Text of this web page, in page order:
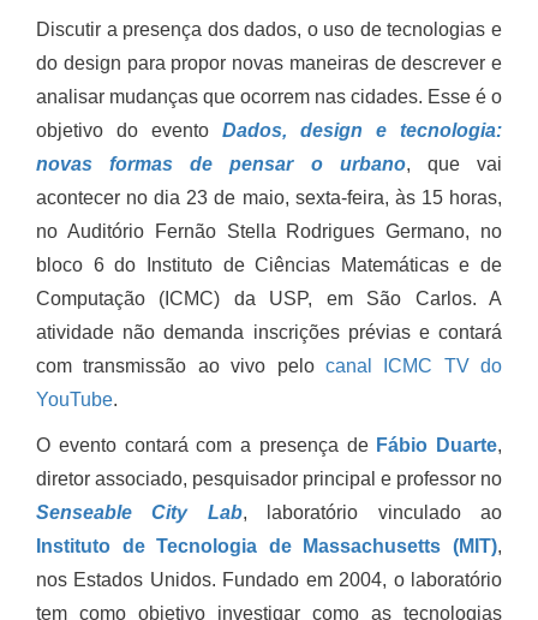
Discutir a presença dos dados, o uso de tecnologias e
do design para propor novas maneiras de descrever e
analisar mudanças que ocorrem nas cidades. Esse é o
objetivo do evento Dados, design e tecnologia:
novas formas de pensar o urbano, que vai
acontecer no dia 23 de maio, sexta-feira, às 15 horas,
no Auditório Fernão Stella Rodrigues Germano, no
bloco 6do Instituto de Ciências Matemáticas e de
Computação (ICMC) da USP, em São Carlos. A
atividade não demanda inscrições prévias e contará
com transmissão ao vivo pelo canal ICMC TV do
YouTube.
O evento contará com a presença de Fábio Duarte,
diretor associado, pesquisador principal e professor no
Senseable City Lab, laboratório vinculado ao
Instituto de Tecnologia de Massachusetts (MIT),
nos Estados Unidos. Fundado em 2004, o laboratório
tem como objetivo investigar como as tecnologias